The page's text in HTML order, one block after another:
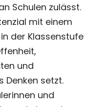
Schulen zulässt.
mit einem
der Klassenstufe
und
Denken setzt.
und